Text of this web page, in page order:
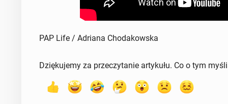
PAP Life / Adriana Chodakowska
Dziękujemy za przeczytanie artykułu. Co o tym